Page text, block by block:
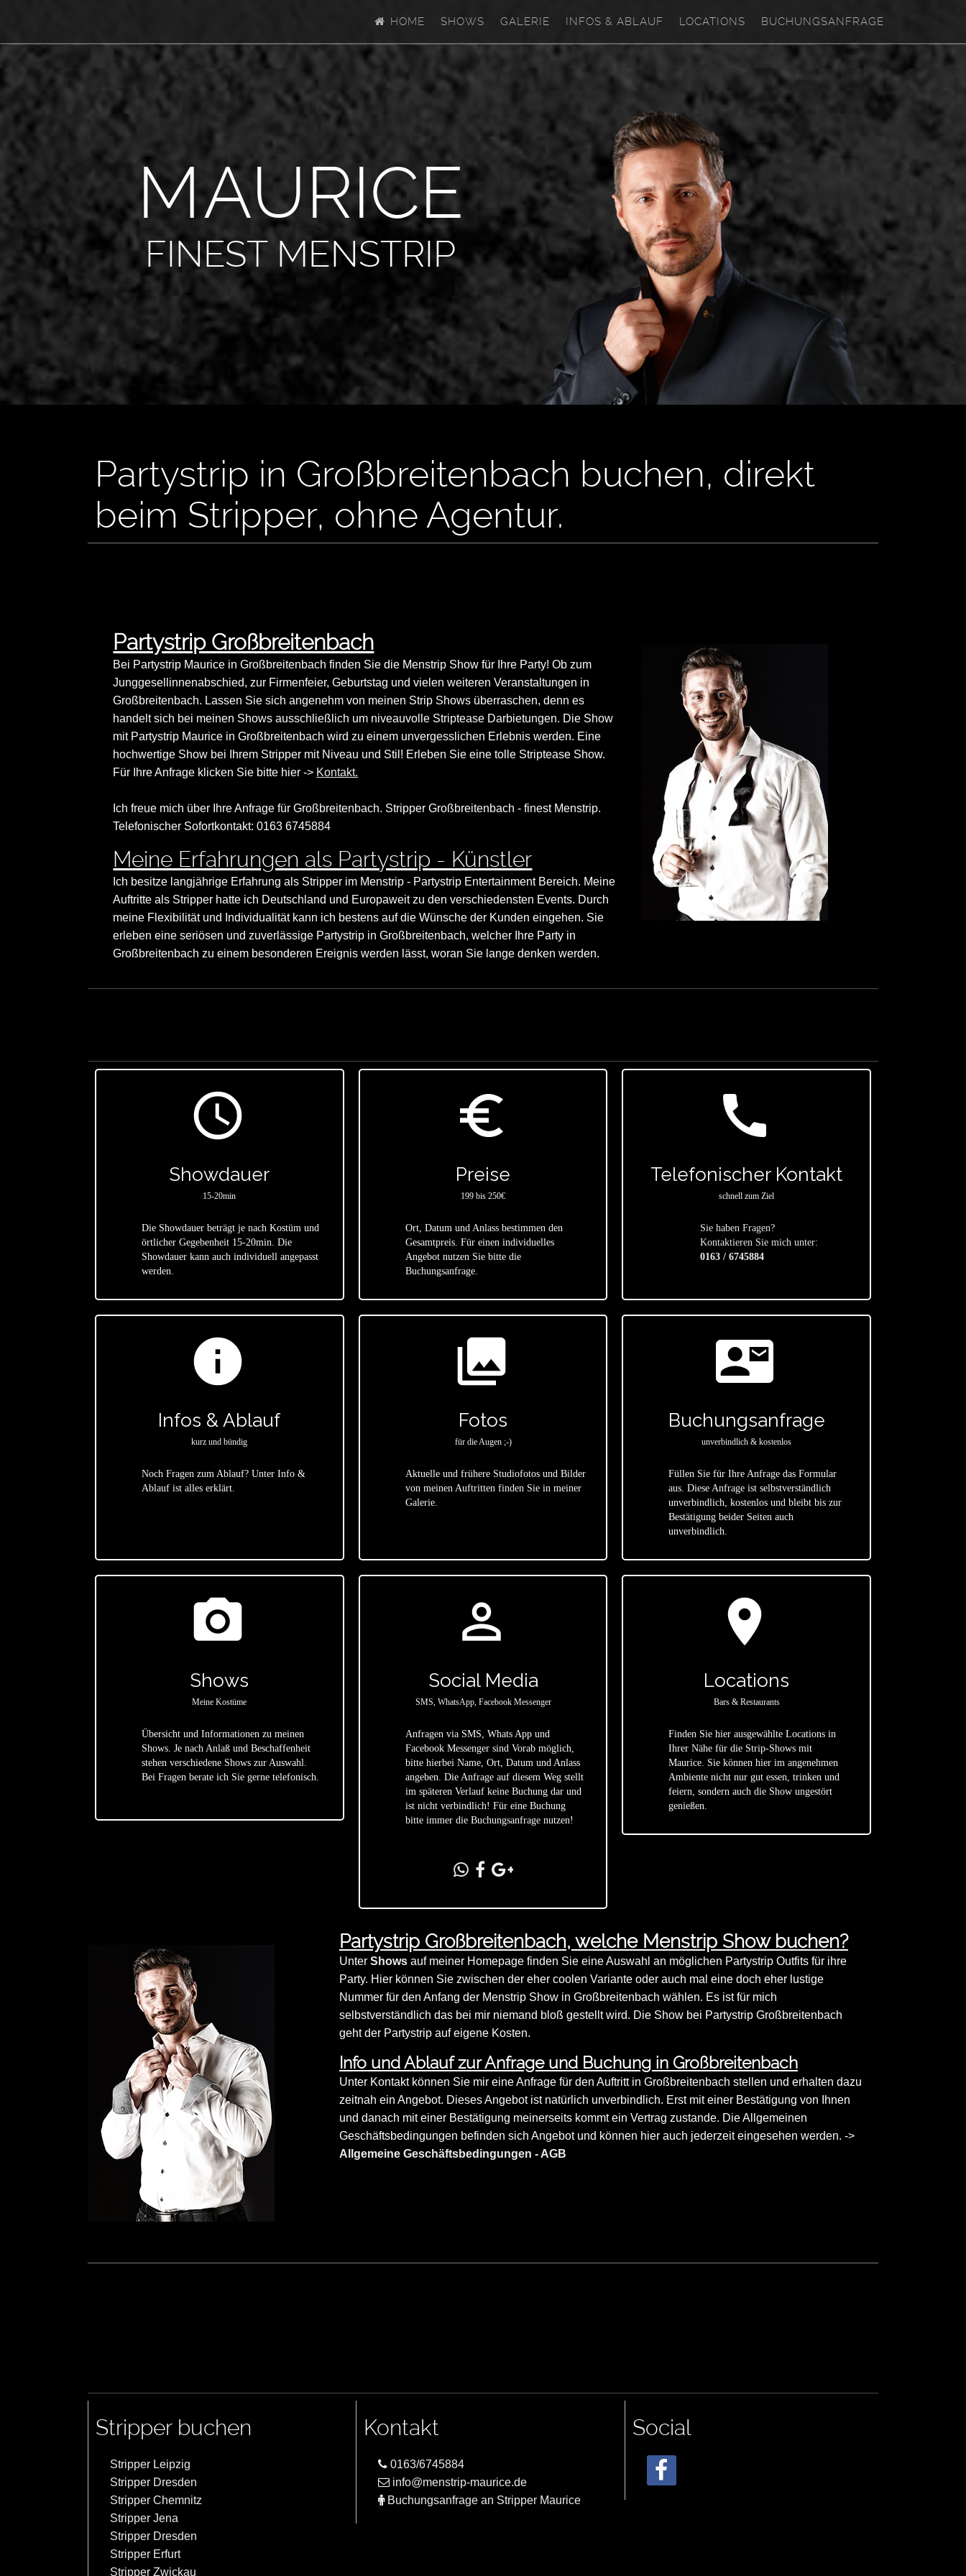
HOME SHOWS GALERIE INFOS & ABLAUF LOCATIONS BUCHUNGSANFRAGE
MAURICE
FINEST MENSTRIP
Partystrip in Großbreitenbach buchen, direkt
beim Stripper, ohne Agentur.
Partystrip Großbreitenbach
Bei Partystrip Maurice in Großbreitenbach finden Sie die Menstrip Show für Ihre Party! Ob zum
Junggesellinnenabschied, zur Firmenfeier, Geburtstag und vielen weiteren Veranstaltungen in
Großbreitenbach. Lassen Sie sich angenehm von meinen Strip Shows überraschen, denn es
handelt sich bei meinen Shows ausschließlich um niveauvolle Striptease Darbietungen. Die Show
mit Partystrip Maurice in Großbreitenbach wird zu einem unvergesslichen Erlebnis werden. Eine
hochwertige Show bei Ihrem Stripper mit Niveau und Stil! Erleben Sie eine tolle Striptease Show.
Für Ihre Anfrage klicken Sie bitte hier -> Kontakt.
Ich freue mich über Ihre Anfrage für Großbreitenbach. Stripper Großbreitenbach - finest Menstrip.
Telefonischer Sofortkontakt: 0163 6745884
Meine Erfahrungen als Partystrip - Künstler
Ich besitze langjährige Erfahrung als Stripper im Menstrip - Partystrip Entertainment Bereich. Meine
Auftritte als Stripper hatte ich Deutschland und Europaweit zu den verschiedensten Events. Durch
meine Flexibilität und Individualität kann ich bestens auf die Wünsche der Kunden eingehen. Sie
erleben eine seriösen und zuverlässige Partystrip in Großbreitenbach, welcher Ihre Party in
Großbreitenbach zu einem besonderen Ereignis werden lässt, woran Sie lange denken werden.
access_time
Showdauer
15-20min
Die Showdauer beträgt je nach Kostüm und
örtlicher Gegebenheit 15-20min. Die
Showdauer kann auch individuell angepasst
werden.
euro_symbol
Preise
199 bis 250€
Ort, Datum und Anlass bestimmen den
Gesamtpreis. Für einen individuelles
Angebot nutzen Sie bitte die
Buchungsanfrage.
call
Telefonischer Kontakt
schnell zum Ziel
Sie haben Fragen?
Kontaktieren Sie mich unter:
0163 / 6745884
info
Infos & Ablauf
kurz und bündig
Noch Fragen zum Ablauf? Unter Info &
Ablauf ist alles erklärt.
photo_library
Fotos
für die Augen ;-)
Aktuelle und frühere Studiofotos und Bilder
von meinen Auftritten finden Sie in meiner
Galerie.
contact_mail
Buchungsanfrage
unverbindlich & kostenlos
Füllen Sie für Ihre Anfrage das Formular
aus. Diese Anfrage ist selbstverständlich
unverbindlich, kostenlos und bleibt bis zur
Bestätigung beider Seiten auch
unverbindlich.
photo_camera
Shows
Meine Kostüme
Übersicht und Informationen zu meinen
Shows. Je nach Anlaß und Beschaffenheit
stehen verschiedene Shows zur Auswahl.
Bei Fragen berate ich Sie gerne telefonisch.
person_outline
Social Media
SMS, WhatsApp, Facebook Messenger
Anfragen via SMS, Whats App und
Facebook Messenger sind Vorab möglich,
bitte hierbei Name, Ort, Datum und Anlass
angeben. Die Anfrage auf diesem Weg stellt
im späteren Verlauf keine Buchung dar und
ist nicht verbindlich! Für eine Buchung
bitte immer die Buchungsanfrage nutzen!
location_on
Locations
Bars & Restaurants
Finden Sie hier ausgewählte Locations in
Ihrer Nähe für die Strip-Shows mit
Maurice. Sie können hier im angenehmen
Ambiente nicht nur gut essen, trinken und
feiern, sondern auch die Show ungestört
genießen.
Partystrip Großbreitenbach, welche Menstrip Show buchen?
Unter Shows auf meiner Homepage finden Sie eine Auswahl an möglichen Partystrip Outfits für ihre
Party. Hier können Sie zwischen der eher coolen Variante oder auch mal eine doch eher lustige
Nummer für den Anfang der Menstrip Show in Großbreitenbach wählen. Es ist für mich
selbstverständlich das bei mir niemand bloß gestellt wird. Die Show bei Partystrip Großbreitenbach
geht der Partystrip auf eigene Kosten.
Info und Ablauf zur Anfrage und Buchung in Großbreitenbach
Unter Kontakt können Sie mir eine Anfrage für den Auftritt in Großbreitenbach stellen und erhalten dazu
zeitnah ein Angebot. Dieses Angebot ist natürlich unverbindlich. Erst mit einer Bestätigung von Ihnen
und danach mit einer Bestätigung meinerseits kommt ein Vertrag zustande. Die Allgemeinen
Geschäftsbedingungen befinden sich Angebot und können hier auch jederzeit eingesehen werden. ->
Allgemeine Geschäftsbedingungen - AGB
Stripper buchen
Stripper Leipzig
Stripper Dresden
Stripper Chemnitz
Stripper Jena
Stripper Dresden
Stripper Erfurt
Stripper Zwickau
Kontakt
0163/6745884
info@menstrip-maurice.de
Buchungsanfrage an Stripper Maurice
Social